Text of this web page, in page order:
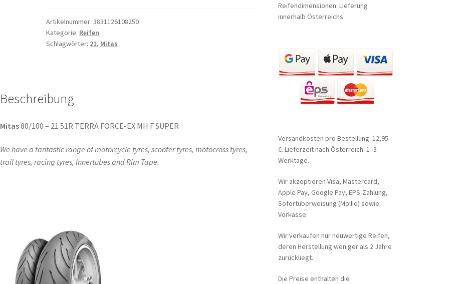
51R
TERRA
FORCE-
SUPER
Menge
Artikelnummer:3831126108250
Kategorie: Reifen
Schlagwörter: 21, Mitas
Beschreibung
Mitas80/100 – 21 51R TERRA FORCE-EX MH F SUPER
We have a fantastic range of motorcycle tyres, scooter tyres, motocross tyres,
trail tyres, racing tyres, Innertubes and Rim Tape.
Reifendimensionen. Lieferung
innerhalb Österreichs.
Versandkosten pro Bestellung: 12,95
€. Lieferzeit nach Österreich: 1–3
Werktage.
Wir akzeptieren Visa, Mastercard,
Apple Pay, Google Pay, EPS-Zahlung,
Sofortüberweisung (Mollie) sowie
Vorkasse.
Wir verkaufen nur neuwertige Reifen,
deren Herstellung weniger als 2 Jahre
zurückliegt.
Die Preise enthalten die